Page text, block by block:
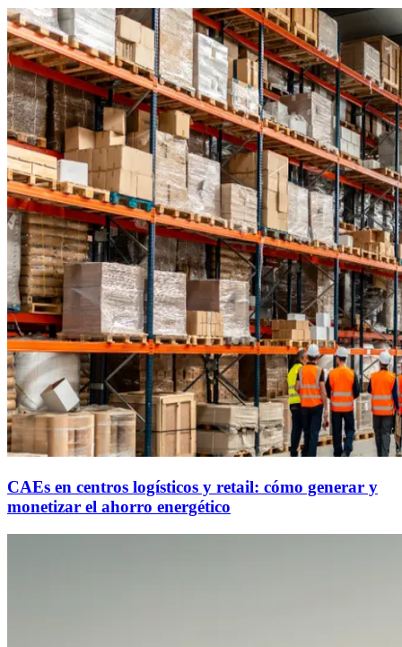
CAEs en centros logísticos y retail: cómo generar y
monetizar el ahorro energético